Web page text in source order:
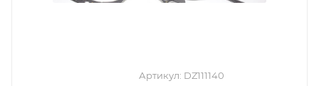
Артикул: DZ111140